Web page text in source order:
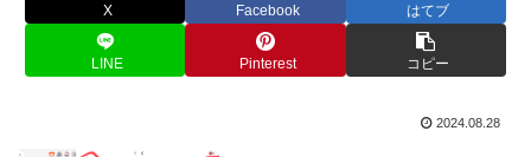
X Facebook はてブ
LINE Pinterest コピー
2024.08.28